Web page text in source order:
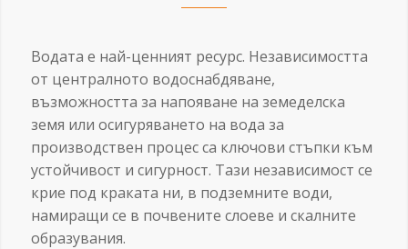
Водата е най-ценният ресурс. Независимостта
от централното водоснабдяване,
възможността за напояване на земеделска
земя или осигуряването на вода за
производствен процес са ключови стъпки към
устойчивост и сигурност. Тази независимост се
крие под краката ни, в подземните води,
намиращи се в почвените слоеве и скалните
образувания.